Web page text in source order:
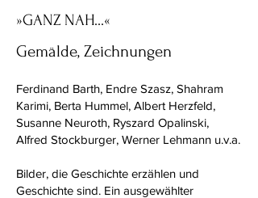
»GANZ NAH...«
Gemälde, Zeichnungen
Ferdinand Barth, Endre Szasz, Shahram
Karimi, Berta Hummel, Albert Herzfeld,
Susanne Neuroth, Ryszard Opalinski,
Alfred Stockburger, Werner Lehmann u.v.a.
Bilder, die Geschichte erzählen und
Geschichte sind. Ein ausgewählter